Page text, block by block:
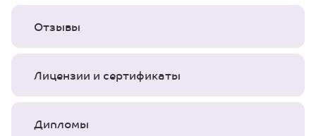
Отзывы
Лицензии и сертификаты
Дипломы